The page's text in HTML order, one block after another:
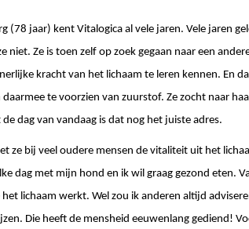
(78 jaar) kent Vitalogica al vele jaren. Vele jaren
niet. Ze is toen zelf op zoek gegaan naar een
kracht van het lichaam te leren kennen. En
daarmee te voorzien van zuurstof. Ze zocht naar
dag van vandaag is dat nog het juiste adres.
ze bij veel oudere mensen de vitaliteit uit het
dag met mijn hond en ik wil graag gezond eten.
lichaam werkt. Wel zou ik anderen altijd
Die heeft de mensheid eeuwenlang gediend!